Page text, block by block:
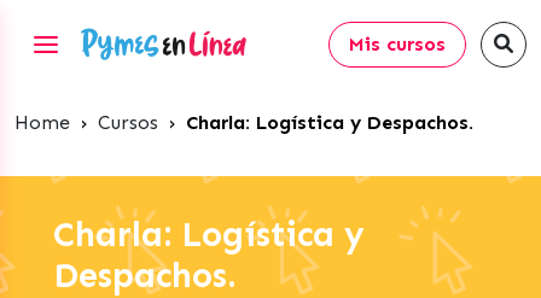
Mis cursos
Home › Cursos › Charla: Logística y Despachos.
Charla: Logística y
Despachos.